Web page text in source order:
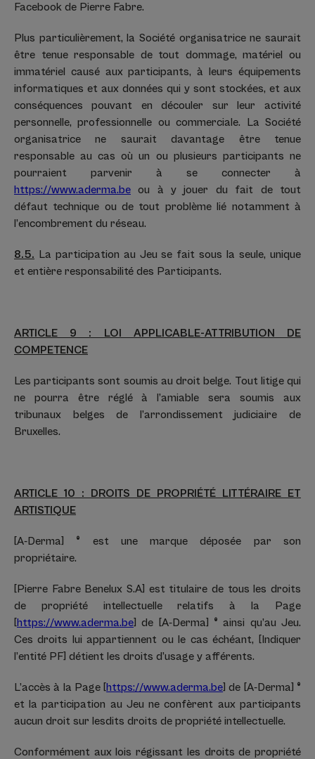
Facebook de Pierre Fabre.
Plus particulièrement, la Société organisatrice ne saurait
être tenue responsable de tout dommage, matériel ou
immatériel causé aux participants, à leurs équipements
informatiques et aux données qui y sont stockées, et aux
conséquences pouvant en découler sur leur activité
personnelle, professionnelle ou commerciale. La Société
organisatrice ne saurait davantage être tenue
responsable au cas où un ou plusieurs participants ne
pourraient parvenir à se connecter à
https://www.aderma.be ou à y jouer du fait de tout
défaut technique ou de tout problème lié notamment à
l’encombrement du réseau.
8.5. La participation au Jeu se fait sous la seule, unique
et entière responsabilité des Participants.
ARTICLE 9 : LOI APPLICABLE-ATTRIBUTION DE
COMPETENCE
Les participants sont soumis au droit belge. Tout litige qui
ne pourra être réglé à l’amiable sera soumis aux
tribunaux belges de l’arrondissement judiciaire de
Bruxelles.
ARTICLE 10 : DROITS DE PROPRIÉTÉ LITTÉRAIRE ET
ARTISTIQUE
[A-Derma] ® est une marque déposée par son
propriétaire.
[Pierre Fabre Benelux S.A] est titulaire de tous les droits
de propriété intellectuelle relatifs à la Page
[https://www.aderma.be] de [A-Derma] ® ainsi qu’au Jeu.
Ces droits lui appartiennent ou le cas échéant, [Indiquer
l’entité PF] détient les droits d’usage y afférents.
L’accès à la Page [https://www.aderma.be] de [A-Derma] ®
et la participation au Jeu ne confèrent aux participants
aucun droit sur lesdits droits de propriété intellectuelle.
Conformément aux lois régissant les droits de propriété